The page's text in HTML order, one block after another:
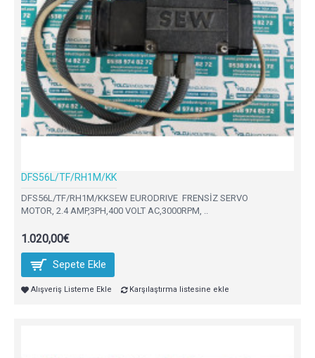
DFS56L/TF/RH1M/KK
DFS56L/TF/RH1M/KKSEW EURODRIVE FRENSİZ SERVO
MOTOR, 2.4 AMP,3PH,400 VOLT AC,3000RPM, ..
1.020,00€
Sepete Ekle
Alışveriş Listeme Ekle Karşılaştırma listesine ekle